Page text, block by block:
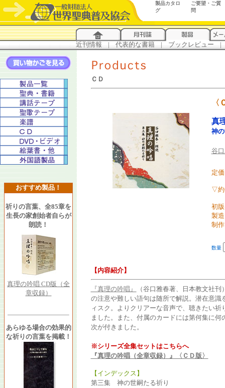
製品カタロ
グ
ご要望・ご質
問
近刊情報 | 代表的な書籍 | ブックレビュー |
おすすめ製品！
祈りの言葉、全85章を
生長の家創始者自らが
朗読！
真理の吟唱 CD版（全
章収録）
あらゆる場合の効果的
な祈りの言葉を掲載！
ＣＤ
〈
真
神
谷
定
▽約
初
製
制
数量
【内容紹介】
『真理の吟唱』
（谷口雅春著、日本教文社
の注意や難しい語句は随所で解説。潜在意
ィスク。よりクリアーな音声で、聴きたい
ました。また、付属のカードには第何集に
次が付きました。
※シリーズ全集セットはこちらへ
『真理の吟唱（全章収録）』〈ＣＤ版〉
【インデックス】
第三集 神の世嗣たる祈り